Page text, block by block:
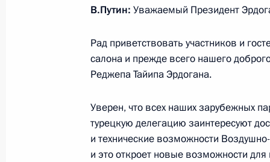
металлургического комбината
19 июля 2019 года, 20:30
Владимир Путин прибыл в
19 июля 2019 года, 19:20
В.Путин: Уважаемый Президент
Рад приветствовать участников и
салона и прежде всего нашего
Реджепа Тайипа Эрдогана.
Уверен, что всех наших зарубежных
турецкую делегацию заинтересуют
и технические возможности
и это откроет новые возможности